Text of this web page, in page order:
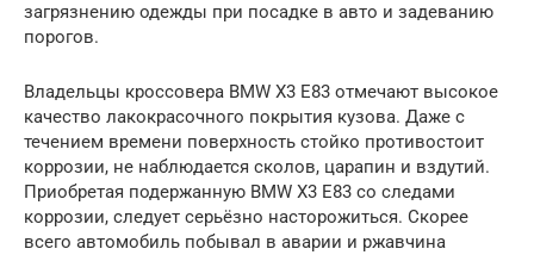
загрязнению одежды при посадке в авто и задеванию
порогов.
Владельцы кроссовера BMW X3 E83 отмечают высокое
качество лакокрасочного покрытия кузова. Даже с
течением времени поверхность стойко противостоит
коррозии, не наблюдается сколов, царапин и вздутий.
Приобретая подержанную BMW X3 E83 со следами
коррозии, следует серьёзно насторожиться. Скорее
всего автомобиль побывал в аварии и ржавчина